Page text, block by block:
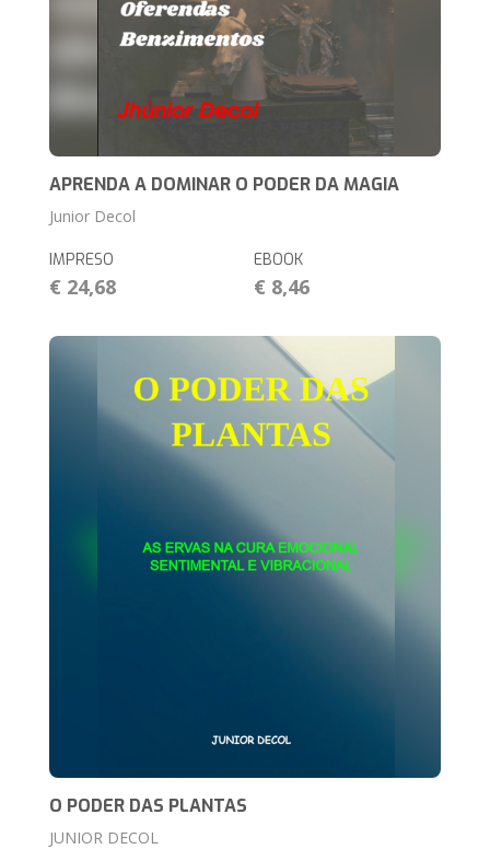
APRENDA A DOMINAR O PODER DA MAGIA
Junior Decol
IMPRESO
€ 24,68
EBOOK
€ 8,46
O PODER DAS PLANTAS
JUNIOR DECOL